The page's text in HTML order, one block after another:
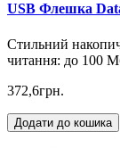
USB Флешка
Стильний
читання: до 100
372,6грн.
Додати до кошика